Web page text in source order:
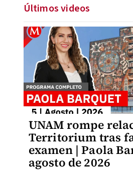
Últimos videos
UNAM rompe
Territorium tras
examen | Paola
agosto de 2026